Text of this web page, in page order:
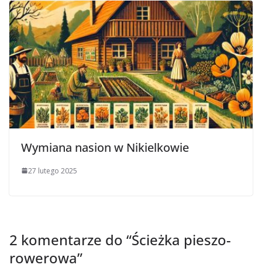
Wymiana nasion w Nikielkowie
27 lutego 2025
2 komentarze do “Ścieżka pieszo-
rowerowa”